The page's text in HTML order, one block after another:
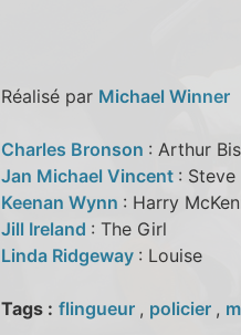
Réalisé par Michael Winner
Charles Bronson : Arthur
Jan Michael Vincent : Steve
Keenan Wynn : Harry
Jill Ireland : The Girl
Linda Ridgeway : Louise
Tags : flingueur , policier ,